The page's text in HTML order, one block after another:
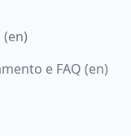
(en)
e FAQ (en)